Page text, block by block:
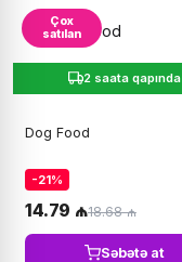
Çox
satılan
2 saata qapında
Dog Food
-21%
14.79 ₼18.68 ₼
Səbətə at